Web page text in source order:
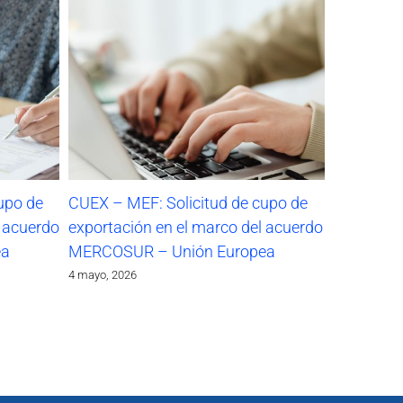
de
CUEX – MEF: Solicitud de cupo de
exportación en el marco del acuerdo
MERCOSUR – Unión Europea
4 mayo, 2026